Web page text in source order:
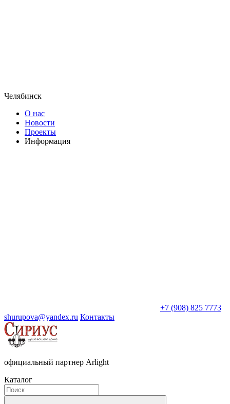
Челябинск
О нас
Новости
Проекты
Информация
+7 (908) 825 7773
shurupova@yandex.ru Контакты
официальный партнер Arlight
Каталог